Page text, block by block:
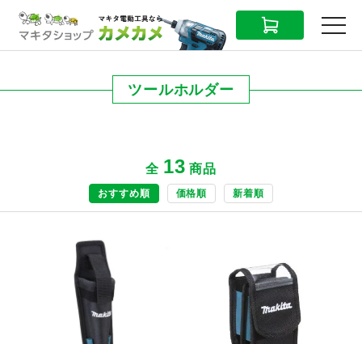
CART MENU
ツールホルダー
全 13 商品
おすすめ順 価格順 新着順
商品ページへ